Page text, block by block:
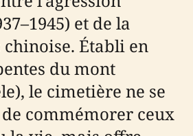
et de la
Établi en
du mont
le cimetière ne se
commémorer ceux